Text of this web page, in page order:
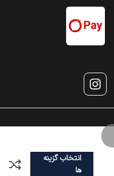
انتخاب گزینه
ها